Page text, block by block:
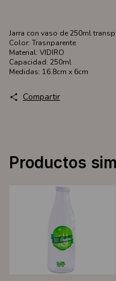
Jarra con vaso de 250ml
Color: Trasnparente
Material: VIDIRO
Capacidad: 250ml
Medidas: 16.8cm x 6cm
Compartir
Productos